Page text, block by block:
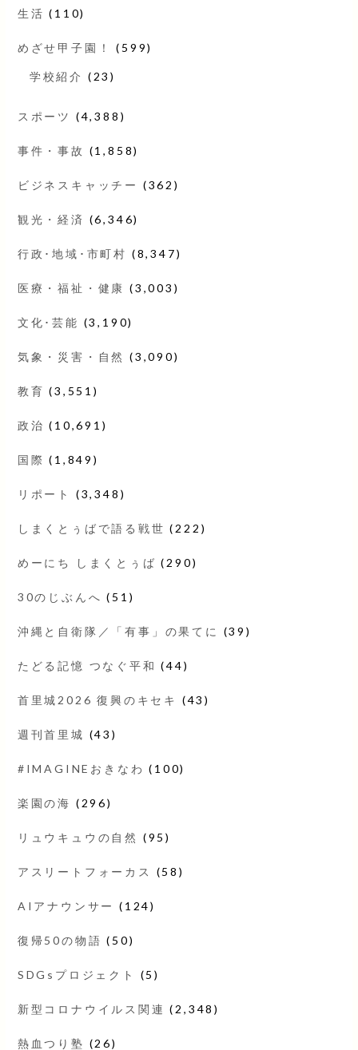
生活 (110)
めざせ甲子園！ (599)
学校紹介 (23)
スポーツ (4,388)
事件・事故 (1,858)
ビジネスキャッチー (362)
観光・経済 (6,346)
行政･地域･市町村 (8,347)
医療・福祉・健康 (3,003)
文化･芸能 (3,190)
気象・災害・自然 (3,090)
教育 (3,551)
政治 (10,691)
国際 (1,849)
リポート (3,348)
しまくとぅばで語る戦世 (222)
めーにち しまくとぅば (290)
30のじぶんへ (51)
沖縄と自衛隊／「有事」の果てに (39)
たどる記憶 つなぐ平和 (44)
首里城2026 復興のキセキ (43)
週刊首里城 (43)
#IMAGINEおきなわ (100)
楽園の海 (296)
リュウキュウの自然 (95)
アスリートフォーカス (58)
AIアナウンサー (124)
復帰50の物語 (50)
SDGsプロジェクト (5)
新型コロナウイルス関連 (2,348)
熱血つり塾 (26)